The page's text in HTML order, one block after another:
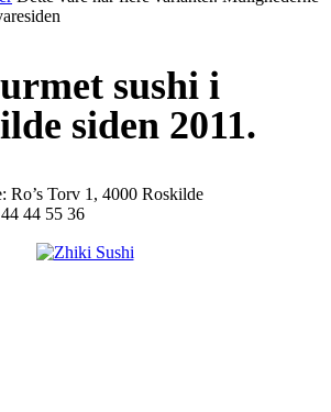
sushi i
siden 2011.
Ro’s Torv 1, 4000 Roskilde
44 55 36